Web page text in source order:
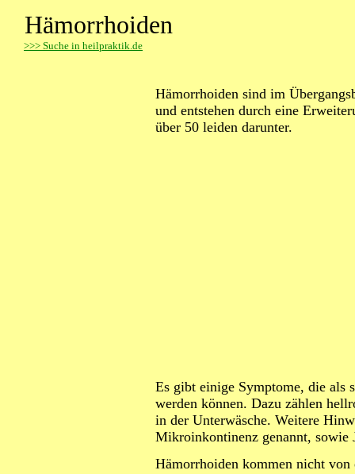
Hämorrhoiden
>>> Suche in heilpraktik.de
Hämorrhoiden sind im
und entstehen durch eine
über 50 leiden darunter.
Es gibt einige Symptome, die als
werden können. Dazu zählen
in der Unterwäsche. Weitere
Mikroinkontinenz genannt, sowie
Hämorrhoiden kommen nicht von